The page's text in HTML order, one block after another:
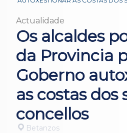
Actualidade
Os alcaldes
da Provincia
Goberno
as costas dos
concellos
Betanzos